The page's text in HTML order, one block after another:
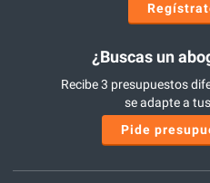
¿Buscas un
Recibe 3 presupuestos
se adapte a
Pide